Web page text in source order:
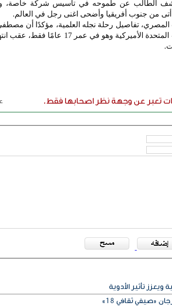
الطالب عن طموحه في تأسيس شركة خاصة،
أتى من جنوب أفريقيا وأضحى اغنى رجل في العالم.
تفاصيل رحلة نجله العلمية، مؤكدًا أن
التحدي مبكرا، بعدما قرر السفر إلى الولايات المتحدة
تعبر عن وجهة نظر اصحابها فقط.
تأثير الأدوية
«صيفي ثقافي 18»